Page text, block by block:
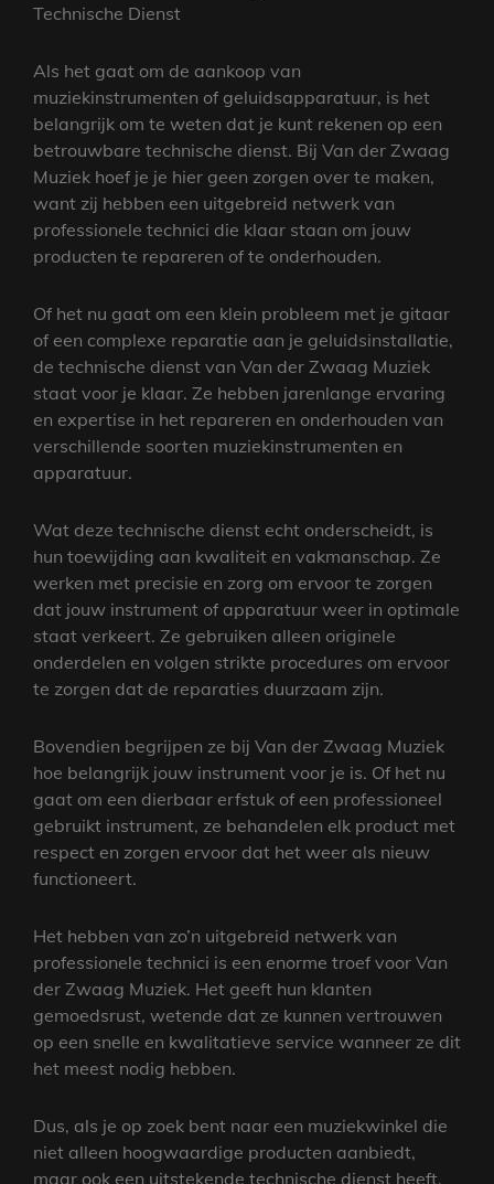
Technische Dienst
Als het gaat om de aankoop van
muziekinstrumenten of geluidsapparatuur, is het
belangrijk om te weten dat je kunt rekenen op een
betrouwbare technische dienst. Bij Van der Zwaag
Muziek hoef je je hier geen zorgen over te maken,
want zij hebben een uitgebreid netwerk van
professionele technici die klaar staan om jouw
producten te repareren of te onderhouden.
Of het nu gaat om een klein probleem met je gitaar
of een complexe reparatie aan je geluidsinstallatie,
de technische dienst van Van der Zwaag Muziek
staat voor je klaar. Ze hebben jarenlange ervaring
en expertise in het repareren en onderhouden van
verschillende soorten muziekinstrumenten en
apparatuur.
Wat deze technische dienst echt onderscheidt, is
hun toewijding aan kwaliteit en vakmanschap. Ze
werken met precisie en zorg om ervoor te zorgen
dat jouw instrument of apparatuur weer in optimale
staat verkeert. Ze gebruiken alleen originele
onderdelen en volgen strikte procedures om ervoor
te zorgen dat de reparaties duurzaam zijn.
Bovendien begrijpen ze bij Van der Zwaag Muziek
hoe belangrijk jouw instrument voor je is. Of het nu
gaat om een dierbaar erfstuk of een professioneel
gebruikt instrument, ze behandelen elk product met
respect en zorgen ervoor dat het weer als nieuw
functioneert.
Het hebben van zo’n uitgebreid netwerk van
professionele technici is een enorme troef voor Van
der Zwaag Muziek. Het geeft hun klanten
gemoedsrust, wetende dat ze kunnen vertrouwen
op een snelle en kwalitatieve service wanneer ze dit
het meest nodig hebben.
Dus, als je op zoek bent naar een muziekwinkel die
niet alleen hoogwaardige producten aanbiedt,
maar ook een uitstekende technische dienst heeft,